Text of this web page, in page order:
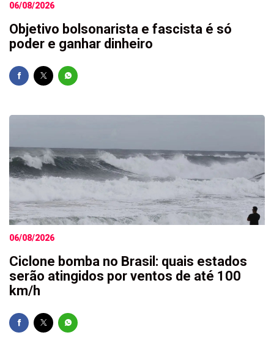
06/08/2026
Objetivo bolsonarista e fascista é só
poder e ganhar dinheiro
06/08/2026
Ciclone bomba no Brasil: quais estados
serão atingidos por ventos de até 100
km/h